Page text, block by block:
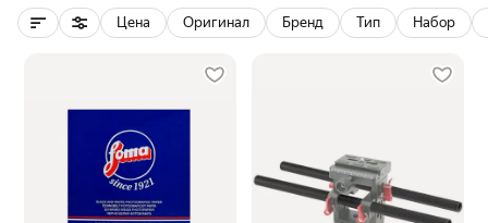
Цена Оригинал Бренд Тип Набор